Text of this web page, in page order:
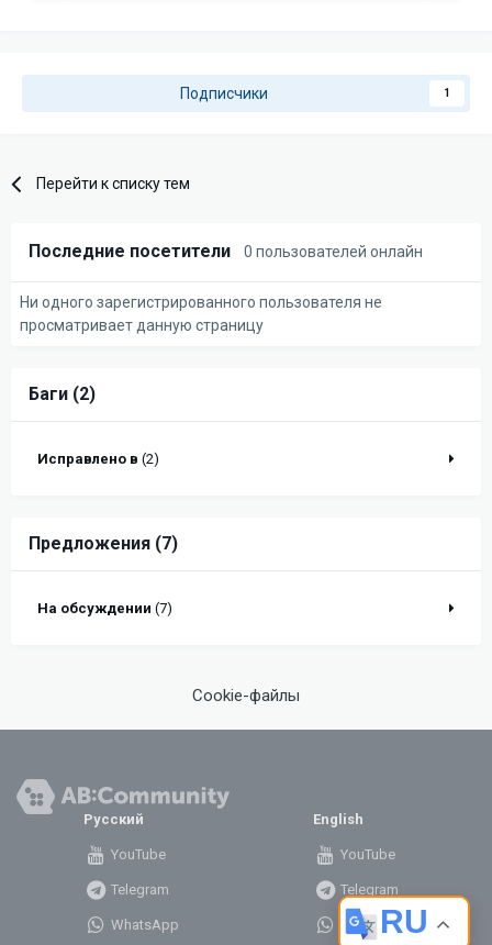
Подписчики 1
Перейти к списку тем
Последние посетители 0 пользователей онлайн
Ни одного зарегистрированного пользователя не
просматривает данную страницу
Баги (2)
Исправлено в (2)
Предложения (7)
На обсуждении (7)
Cookie-файлы
RU
Русский
YouTube
Telegram
WhatsApp
English
YouTube
Telegram
WhatsApp